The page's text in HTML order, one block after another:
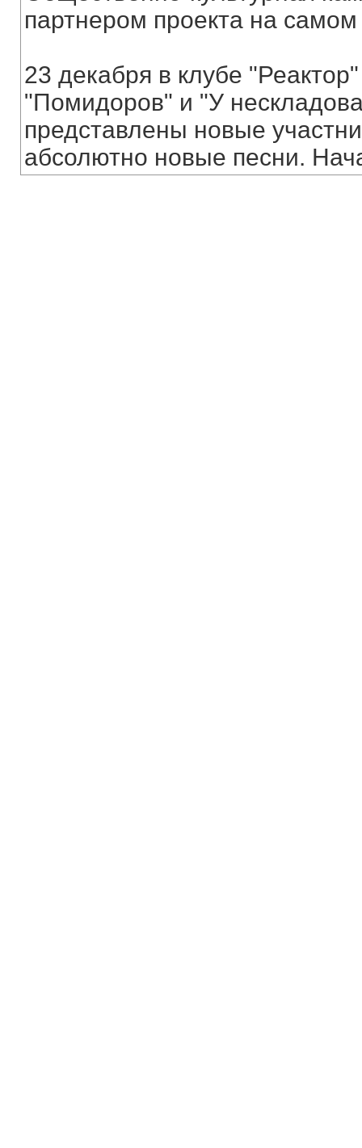
партнером проекта на самом
23 декабря в клубе
"Помидоров" и "У
представлены новые
абсолютно новые песни.